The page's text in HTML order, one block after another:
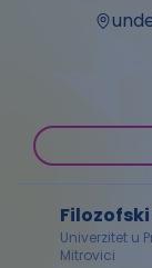
Univerzitet u
Mitrovici